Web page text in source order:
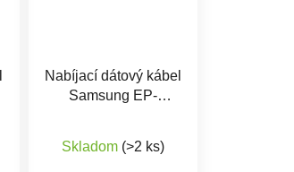
Nabíjací dátový kábel
Samsung EP-
Skladom (>2 ks)